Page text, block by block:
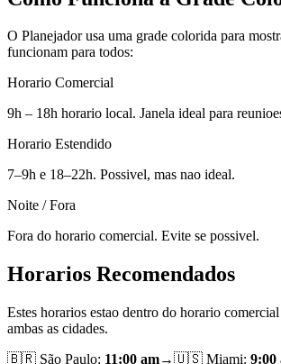
O Planejador usa uma grade colorida para
funcionam para todos:
Horario Comercial
9h – 18h horario local. Janela ideal para
Horario Estendido
7–9h e 18–22h. Possivel, mas nao ideal.
Noite / Fora
Fora do horario comercial. Evite se possivel.
Horarios Recomendados
Estes horarios estao dentro do horario
ambas as cidades.
🇧🇷 São Paulo: 11:00 am→🇺🇸 Miami: 9:00